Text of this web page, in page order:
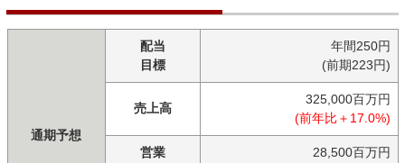
通期予想
配当
目標
年間250円
(前期223円)
売上高
325,000百万円
(前年比＋17.0%)
営業
28,500百万円